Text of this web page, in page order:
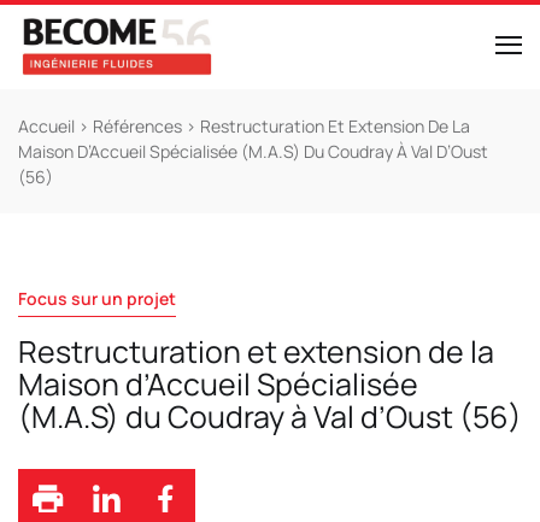
Accueil > Références > Restructuration Et Extension De La
Maison D’Accueil Spécialisée (M.A.S) Du Coudray À Val D’Oust
(56)
Focus sur un projet
Restructuration et extension de la
Maison d’Accueil Spécialisée
(M.A.S) du Coudray à Val d’Oust (56)